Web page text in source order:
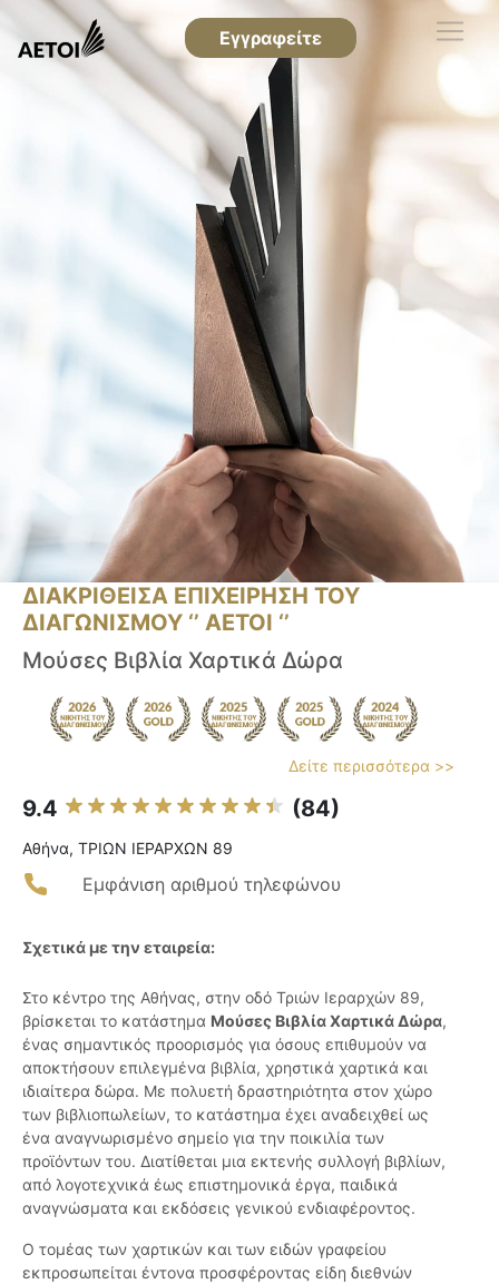
Εγγραφείτε
ΔΙΑΚΡΙΘΕΙΣΑ ΕΠΙΧΕΙΡΗΣΗ ΤΟΥ
ΔΙΑΓΩΝΙΣΜΟΥ ‘’ ΑΕΤΟΙ ‘’
Μούσες Βιβλία Χαρτικά Δώρα
Δείτε περισσότερα >>
9.4 (84)
Αθήνα, ΤΡΙΩΝ ΙΕΡΑΡΧΩΝ 89
Εμφάνιση αριθμού τηλεφώνου
Σχετικά με την εταιρεία:
Στο κέντρο της Αθήνας, στην οδό Τριών Ιεραρχών 89,
βρίσκεται το κατάστημα Μούσες Βιβλία Χαρτικά Δώρα,
ένας σημαντικός προορισμός για όσους επιθυμούν να
αποκτήσουν επιλεγμένα βιβλία, χρηστικά χαρτικά και
ιδιαίτερα δώρα. Με πολυετή δραστηριότητα στον χώρο
των βιβλιοπωλείων, το κατάστημα έχει αναδειχθεί ως
ένα αναγνωρισμένο σημείο για την ποικιλία των
προϊόντων του. Διατίθεται μια εκτενής συλλογή βιβλίων,
από λογοτεχνικά έως επιστημονικά έργα, παιδικά
αναγνώσματα και εκδόσεις γενικού ενδιαφέροντος.
Ο τομέας των χαρτικών και των ειδών γραφείου
εκπροσωπείται έντονα προσφέροντας είδη διεθνών